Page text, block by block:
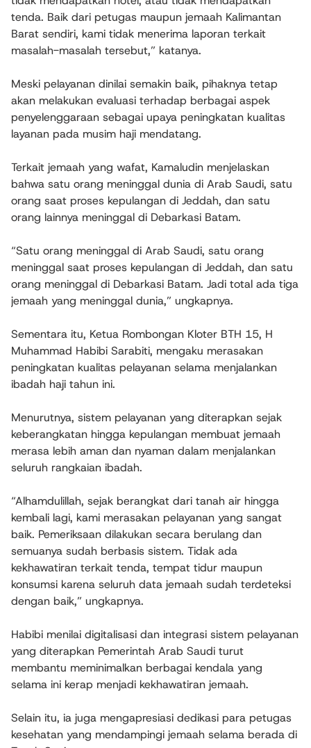
tenda. Baik dari petugas maupun jemaah Kalimantan
Barat sendiri, kami tidak menerima laporan terkait
masalah-masalah tersebut,” katanya.
Meski pelayanan dinilai semakin baik, pihaknya tetap
akan melakukan evaluasi terhadap berbagai aspek
penyelenggaraan sebagai upaya peningkatan kualitas
layanan pada musim haji mendatang.
Terkait jemaah yang wafat, Kamaludin menjelaskan
bahwa satu orang meninggal dunia di Arab Saudi, satu
orang saat proses kepulangan di Jeddah, dan satu
orang lainnya meninggal di Debarkasi Batam.
“Satu orang meninggal di Arab Saudi, satu orang
meninggal saat proses kepulangan di Jeddah, dan satu
orang meninggal di Debarkasi Batam. Jadi total ada tiga
jemaah yang meninggal dunia,” ungkapnya.
Sementara itu, Ketua Rombongan Kloter BTH 15, H
Muhammad Habibi Sarabiti, mengaku merasakan
peningkatan kualitas pelayanan selama menjalankan
ibadah haji tahun ini.
Menurutnya, sistem pelayanan yang diterapkan sejak
keberangkatan hingga kepulangan membuat jemaah
merasa lebih aman dan nyaman dalam menjalankan
seluruh rangkaian ibadah.
“Alhamdulillah, sejak berangkat dari tanah air hingga
kembali lagi, kami merasakan pelayanan yang sangat
baik. Pemeriksaan dilakukan secara berulang dan
semuanya sudah berbasis sistem. Tidak ada
kekhawatiran terkait tenda, tempat tidur maupun
konsumsi karena seluruh data jemaah sudah terdeteksi
dengan baik,” ungkapnya.
Habibi menilai digitalisasi dan integrasi sistem pelayanan
yang diterapkan Pemerintah Arab Saudi turut
membantu meminimalkan berbagai kendala yang
selama ini kerap menjadi kekhawatiran jemaah.
Selain itu, ia juga mengapresiasi dedikasi para petugas
kesehatan yang mendampingi jemaah selama berada di